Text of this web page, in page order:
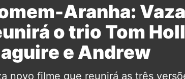
Aranha:
o trio Tom
e Andrew
novo filme que reunirá as três